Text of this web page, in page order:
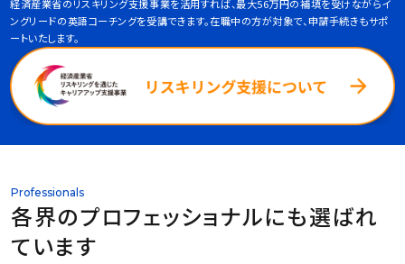
経済産業省のリスキリング支援事業を活用すれば、最大56万円の補填を受けながらイ
ングリードの英語コーチングを受講できます。在職中の方が対象で、申請手続きもサポ
ートいたします。
Professionals
各界のプロフェッショナルにも選ばれ
ています